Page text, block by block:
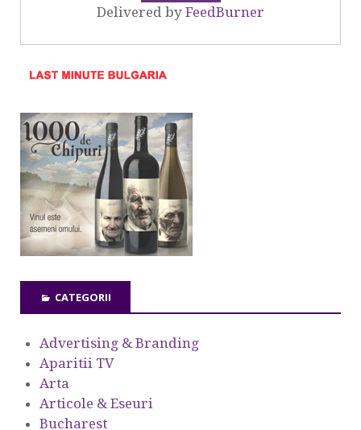
Delivered by FeedBurner
CATEGORII
Advertising & Branding
Aparitii TV
Arta
Articole & Eseuri
Bucharest